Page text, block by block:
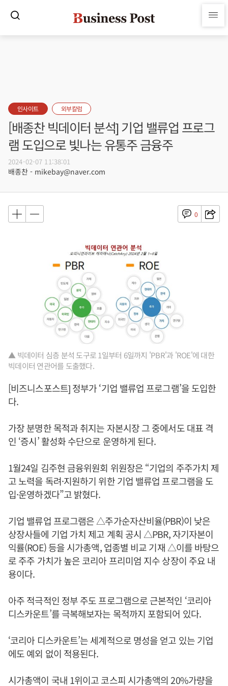
인사이트 외부칼럼
[배종찬 빅데이터 분석] 기업 밸류업 프로그
램 도입으로 빛나는 유통주 금융주
2024-02-07 11:38:01
배종찬 - mikebay@naver.com
0
▲ 빅데이터 심층 분석 도구로 1일부터 6일까지 'PBR'과 'ROE'에 대한
빅데이터 연관어를 도출했다.
[비즈니스포스트] 정부가 ‘기업 밸류업 프로그램’을 도입한
다.
가장 분명한 목적과 취지는 자본시장 그 중에서도 대표 격
인 ‘증시’ 활성화 수단으로 운영하게 된다.
1월24일 김주현 금융위원회 위원장은 “기업의 주주가치 제
고 노력을 독려·지원하기 위한 기업 밸류업 프로그램을 도
입·운영하겠다”고 밝혔다.
기업 밸류업 프로그램은 △주가순자산비율(PBR)이 낮은
상장사들에 기업 가치 제고 계획 공시 △PBR, 자기자본이
익률(ROE) 등을 시가총액, 업종별 비교 기재 △이를 바탕으
로 주주 가치가 높은 코리아 프리미엄 지수 상장이 주요 내
용이다.
아주 적극적인 정부 주도 프로그램으로 근본적인 ‘코리아
디스카운트’를 극복해보자는 목적까지 포함되어 있다.
‘코리아 디스카운트’는 세계적으로 명성을 얻고 있는 기업
에도 예외 없이 적용된다.
시가총액이 국내 1위이고 코스피 시가총액의 20%가량을